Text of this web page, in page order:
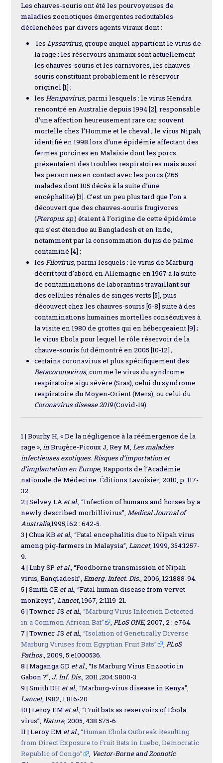
Les chauves-souris ont été les pourvoyeuses de
maladies zoonotiques émergentes redoutables
déclenchées par divers agents viraux dont :
les Lyssavirus, groupe auquel appartient le virus de
la rage : les réservoirs animaux sont actuellement
les chauves-souris et les carnivores, les chauves-
souris constituant probablement le réservoir
originel [1] ;
les Henipavirus, parmi lesquels : le virus Hendra
rencontré en Australie depuis 1994 [2], responsable
d’une affection heureusement rare car souvent
mortelle chez l’Homme et le cheval ; le virus Nipah,
identifié en 1998 lors d’une épidémie affectant des
fermes porcines en Malaisie dont les porcs
présentaient des troubles respiratoires mais aussi
les personnes en contact avec les porcs (265
malades dont 105 décès à la suite d’une
encéphalite) [3]. C’est un peu plus tard que l’on a
découvert que des chauves-souris frugivores
(Pteropus sp.) étaient à l’origine de cette épidémie
qui s’est étendue au Bangladesh et en Inde,
notamment par la consommation du jus de palme
contaminé [4] ;
les Filovirus, parmi lesquels : le virus de Marburg
décrit tout d’abord en Allemagne en 1967 à la suite
de contaminations de laborantins travaillant sur
des cellules rénales de singes verts [5], puis
découvert chez les chauves-souris [6-8] suite à des
contaminations humaines mortelles consécutives à
la visite en 1980 de grottes qui en hébergeaient [9] ;
le virus Ebola pour lequel le rôle réservoir de la
chauve-souris fut démontré en 2005 [10-12] ;
certains coronavirus et plus spécifiquement des
Betacoronavirus, comme le virus du syndrome
respiratoire aigu sévère (Sras), celui du syndrome
respiratoire du Moyen-Orient (Mers), ou celui du
Coronavirus disease 2019(Covid-19).
1 | Bourhy H, « De la négligence à la réémergence de la
rage »,inBrugère-Picoux J, Rey M,Les maladies
infectieuses exotiques. Risques d’importation et
d’implantation en Europe, Rapports de l’Académie
nationale de Médecine. Éditions Lavoisier, 2010, p. 117-
32.
2 | Selvey LA et al., “Infection of humans and horses by a
newly described morbillivirus”,Medical Journal of
Australia,1995,162 : 642-5.
3 | Chua KB et al., “Fatal encephalitis due to Nipah virus
among pig-farmers in Malaysia”,Lancet, 1999, 354:1257-
9.
4 | Luby SP et al., “Foodborne transmission of Nipah
virus, Bangladesh”,Emerg. Infect. Dis., 2006, 12:1888-94.
5 | Smith CE et al., “Fatal human disease from vervet
monkeys”,Lancet, 1967, 2:1119-21.
6 | Towner JS et al.,“Marburg Virus Infection Detected
in a Common African Bat”
,PLoS ONE, 2007, 2 : e764.
7 | Towner JS et al.,“Isolation of Genetically Diverse
Marburg Viruses from Egyptian Fruit Bats”
,PLoS
Pathos., 2009, 5:e1000536.
8 | Maganga GD et al., “Is Marburg Virus Enzootic in
Gabon ?”, J. Inf. Dis., 2011 ;204:S800-3.
9 | Smith DH et al., “Marburg-virus disease in Kenya”,
Lancet, 1982, 1:816-20.
10 | Leroy EM et al., “Fruit bats as reservoirs of Ebola
virus”,Nature, 2005, 438:575-6.
11 | Leroy EM et al.,“Human Ebola Outbreak Resulting
from Direct Exposure to Fruit Bats in Luebo, Democratic
Republic of Congo”
, Vector-Borne and Zoonotic